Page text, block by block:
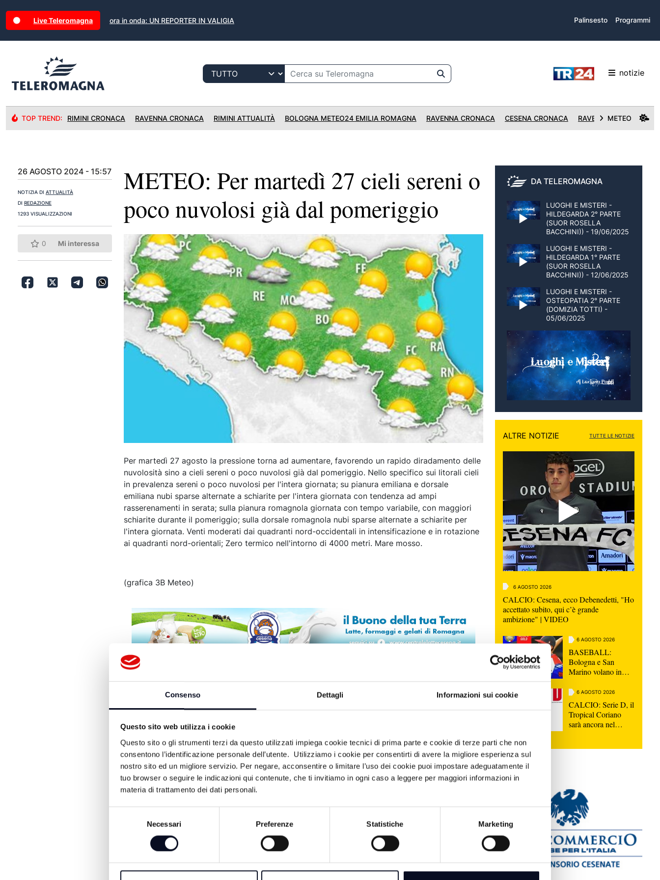
Consenso Dettagli Informazioni sui cookie
Questo sito web utilizza i cookie
Questo sito o gli strumenti terzi da questo utilizzati impiega cookie tecnici di prima parte e cookie di terze parti che non
consentono l’identificazione personale dell’utente. Utilizziamo i cookie per consentirti di avere la migliore esperienza sul
nostro sito ed un migliore servizio. Per negare, acconsentire o limitare l’uso dei cookie puoi impostare adeguatamente il
tuo browser o seguire le indicazioni qui contenute, che ti invitiamo in ogni caso a leggere per maggiori informazioni in
materia di trattamento dei dati personali.
Necessari Preferenze Statistiche Marketing
Live Teleromagna ora in onda: UN REPORTER IN VALIGIA Palinsesto Programmi
notizie
TOP TREND: RIMINI CRONACA RAVENNA CRONACA RIMINI ATTUALITÀ BOLOGNA METEO24 EMILIA ROMAGNA RAVENNA CRONACA CESENA CRONACA RAVENNA CRONACA
METEO
26 AGOSTO 2024 - 15:57
NOTIZIA DI ATTUALITÀ
DI REDAZIONE
1293 VISUALIZZAZIONI
0 Mi interessa
METEO: Per martedì 27 cieli sereni o
poco nuvolosi già dal pomeriggio
Per martedì 27 agosto la pressione torna ad aumentare, favorendo un rapido diradamento delle
nuvolosità sino a cieli sereni o poco nuvolosi già dal pomeriggio. Nello specifico sui litorali cieli
in prevalenza sereni o poco nuvolosi per l'intera giornata; su pianura emiliana e dorsale
emiliana nubi sparse alternate a schiarite per l'intera giornata con tendenza ad ampi
rasserenamenti in serata; sulla pianura romagnola giornata con tempo variabile, con maggiori
schiarite durante il pomeriggio; sulla dorsale romagnola nubi sparse alternate a schiarite per
l'intera giornata. Venti moderati dai quadranti nord-occidentali in intensificazione e in rotazione
ai quadranti nord-orientali; Zero termico nell'intorno di 4000 metri. Mare mosso.
(grafica 3B Meteo)
ALTRE NOTIZIE DI ATTUALITÀ
SAN MARINO: Caldo e
siccità, dichiarato lo stato di
emergenza idrica
di messaggi per l'ultimo saluto a
Guccini, "Non morirà mai"
6 AGOSTO 2026
truffe | VIDEO
6 AGOSTO 2026
DA TELEROMAGNA
LUOGHI E MISTERI -
HILDEGARDA 2° PARTE
(SUOR ROSELLA
BACCHINI)) - 19/06/2025
LUOGHI E MISTERI -
HILDEGARDA 1° PARTE
(SUOR ROSELLA
BACCHINI)) - 12/06/2025
LUOGHI E MISTERI -
OSTEOPATIA 2° PARTE
(DOMIZIA TOTTI) -
05/06/2025
ALTRE NOTIZIE TUTTE LE NOTIZIE
6 AGOSTO 2026
CALCIO: Cesena, ecco Debenedetti, "Ho
accettato subito, qui c’è grande
ambizione" | VIDEO
6 AGOSTO 2026
BASEBALL:
Bologna e San
Marino volano in
6 AGOSTO 2026
CALCIO: Serie D, il
Tropical Coriano
sarà ancora nel